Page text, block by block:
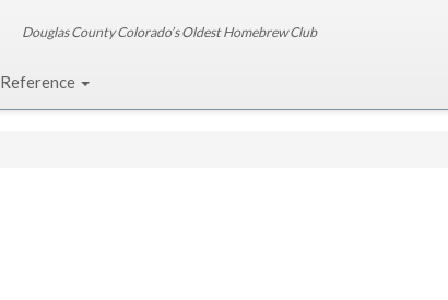
Douglas County Colorado’s Oldest Homebrew Club
Reference